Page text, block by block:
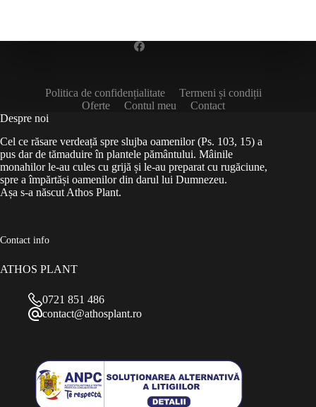
Politica de confidențialitate
Termeni și condiții
Oferte
Contul meu
Contact
Despre noi
Cel ce răsare verdeață spre slujba oamenilor (Ps. 103, 15) a
pus dar de tămaduire în plantele pământului. Mâinile
monahilor le-au cules cu grijă și le-au preparat cu rugăciune,
spre a împărtăși oamenilor din darul lui Dumnezeu.
Așa s-a născut Athos Plant.
Contact info
ATHOS PLANT
0721 851 486
contact@athosplant.ro